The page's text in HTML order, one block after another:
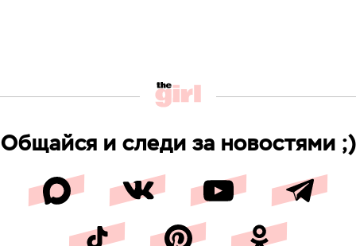
Общайся и следи за новостями ;)